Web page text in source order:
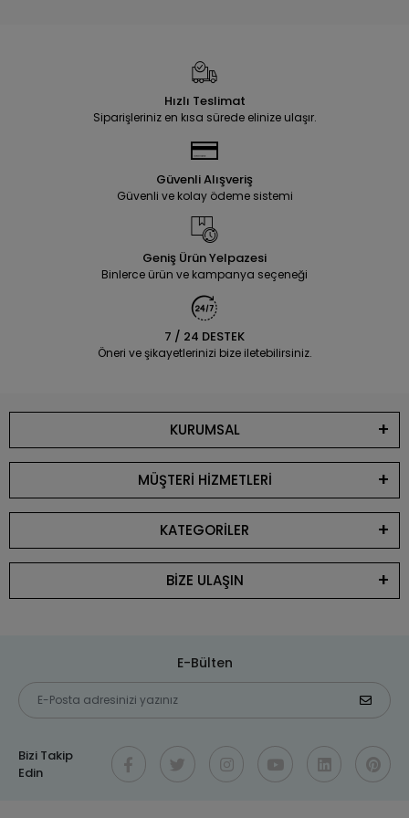
Hızlı Teslimat
Siparişleriniz en kısa sürede elinize ulaşır.
Güvenli Alışveriş
Güvenli ve kolay ödeme sistemi
Geniş Ürün Yelpazesi
Binlerce ürün ve kampanya seçeneği
7 / 24 DESTEK
Öneri ve şikayetlerinizi bize iletebilirsiniz.
KURUMSAL
MÜŞTERİ HİZMETLERİ
KATEGORİLER
BİZE ULAŞIN
E-Bülten
Bizi Takip
Edin